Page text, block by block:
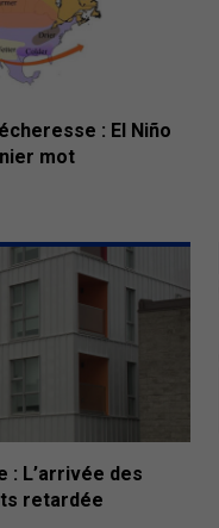
: El Niño
mot
: L’arrivée des
retardée